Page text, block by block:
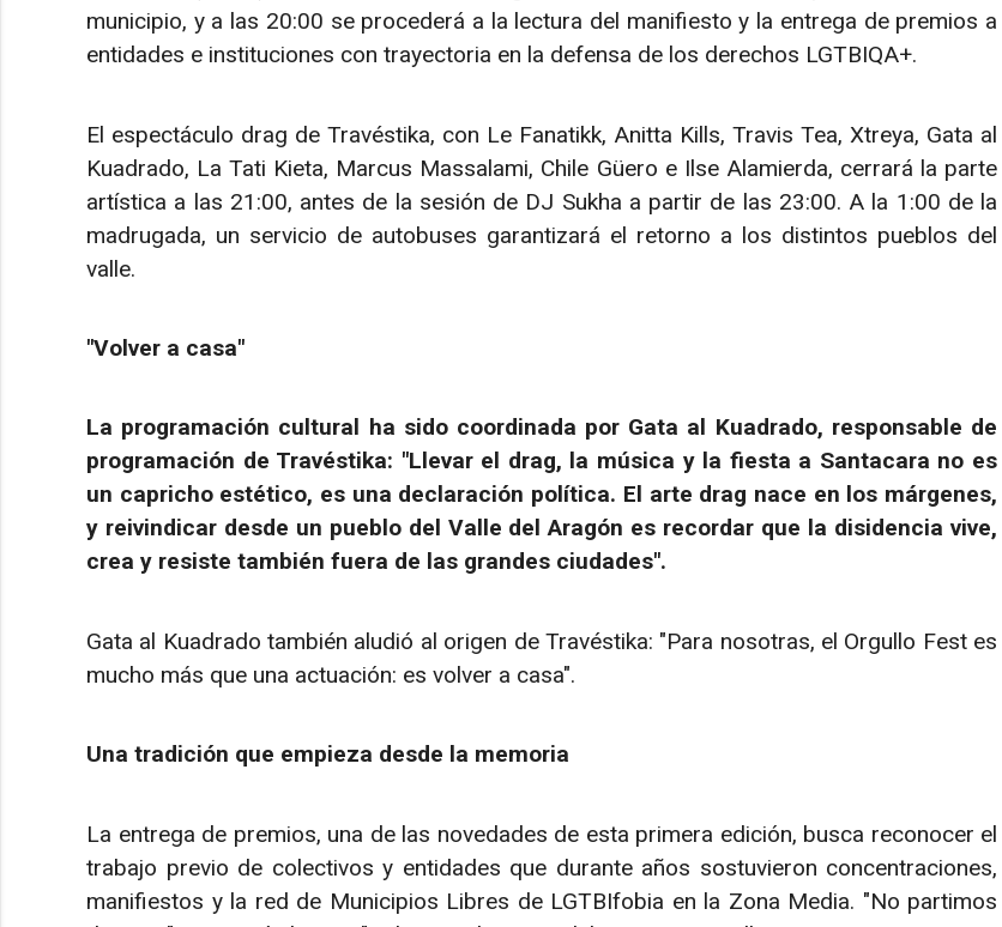
municipio, y a las 20:00 se procederá a la lectura del manifiesto y la entrega de premios a
entidades e instituciones con trayectoria en la defensa de los derechos LGTBIQA+.
El espectáculo drag de Travéstika, con Le Fanatikk, Anitta Kills, Travis Tea, Xtreya, Gata al
Kuadrado, La Tati Kieta, Marcus Massalami, Chile Güero e Ilse Alamierda, cerrará la parte
artística a las 21:00, antes de la sesión de DJ Sukha a partir de las 23:00. A la 1:00 de la
madrugada, un servicio de autobuses garantizará el retorno a los distintos pueblos del
valle.
"Volver a casa"
La programación cultural ha sido coordinada por Gata al Kuadrado, responsable de
programación de Travéstika: "Llevar el drag, la música y la fiesta a Santacara no es
un capricho estético, es una declaración política. El arte drag nace en los márgenes,
y reivindicar desde un pueblo del Valle del Aragón es recordar que la disidencia vive,
crea y resiste también fuera de las grandes ciudades".
Gata al Kuadrado también aludió al origen de Travéstika: "Para nosotras, el Orgullo Fest es
mucho más que una actuación: es volver a casa".
Una tradición que empieza desde la memoria
La entrega de premios, una de las novedades de esta primera edición, busca reconocer el
trabajo previo de colectivos y entidades que durante años sostuvieron concentraciones,
manifiestos y la red de Municipios Libres de LGTBIfobia en la Zona Media. "No partimos